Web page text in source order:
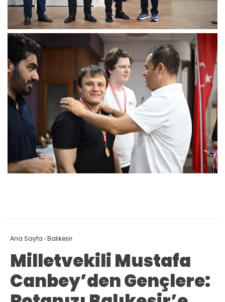
Ana Sayfa ›Balıkesir
Milletvekili Mustafa
Canbey’den Gençlere: